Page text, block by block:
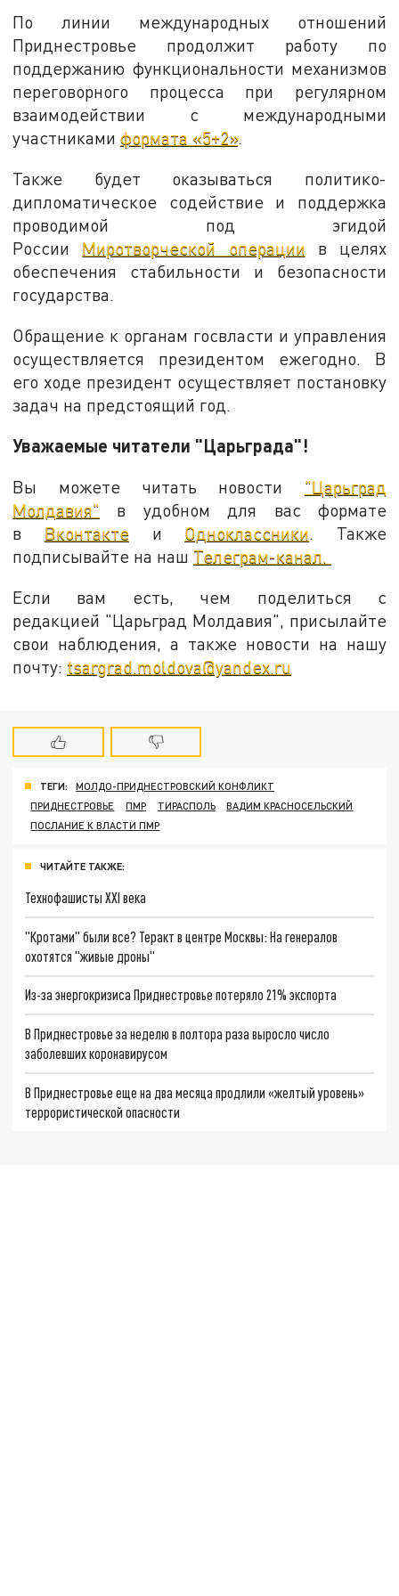
По линии международных отношений
Приднестровье продолжит работу по
поддержанию функциональности механизмов
переговорного процесса при регулярном
взаимодействии с международными
участникамиформата «5+2».
Также будет оказываться политико-
дипломатическое содействие и поддержка
проводимой под эгидой
России Миротворческой операции в целях
обеспечения стабильности и безопасности
государства.
Обращение к органам госвласти и управления
осуществляется президентом ежегодно. В
его ходе президент осуществляет постановку
задач на предстоящий год.
Уважаемые читатели "Царьграда"!
Вы можете читать новости "Царьград
Молдавия" в удобном для вас формате
в Вконтактеи Одноклассники. Также
подписывайте на наш Телеграм-канал.
Если вам есть, чем поделиться с
редакцией "Царьград Молдавия", присылайте
свои наблюдения, а также новости на нашу
почту: tsargrad.moldova@yandex.ru
ТЕГИ:
МОЛДО-ПРИДНЕСТРОВСКИЙ КОНФЛИКТ
ПРИДНЕСТРОВЬЕ
ПМР ТИРАСПОЛЬ
ВАДИМ КРАСНОСЕЛЬСКИЙ
ПОСЛАНИЕ К ВЛАСТИ ПМР
ЧИТАЙТЕ ТАКЖЕ:
Технофашисты XXI века
"Кротами" были все? Теракт в центре Москвы: На генералов
охотятся "живые дроны"
Из-за энергокризиса Приднестровье потеряло 21% экспорта
В Приднестровье за неделю в полтора раза выросло число
заболевших коронавирусом
В Приднестровье еще на два месяца продлили «желтый уровень»
террористической опасности